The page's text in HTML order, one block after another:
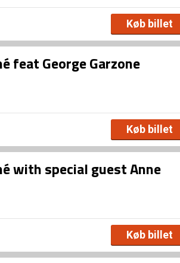
Køb billet
feat George Garzone
Køb billet
with special guest Anne
Køb billet